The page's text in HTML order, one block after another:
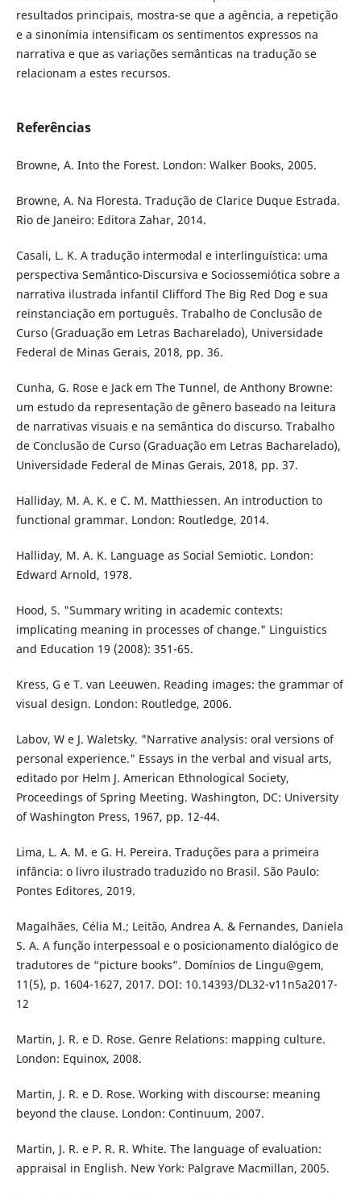
resultados principais, mostra-se que a agência, a repetição
e a sinonímia intensificam os sentimentos expressos na
narrativa e que as variações semânticas na tradução se
relacionam a estes recursos.
Referências
Browne, A. Into the Forest. London: Walker Books, 2005.
Browne, A. Na Floresta. Tradução de Clarice Duque Estrada.
Rio de Janeiro: Editora Zahar, 2014.
Casali, L. K. A tradução intermodal e interlinguística: uma
perspectiva Semântico-Discursiva e Sociossemiótica sobre a
narrativa ilustrada infantil Clifford The Big Red Dog e sua
reinstanciação em português. Trabalho de Conclusão de
Curso (Graduação em Letras Bacharelado), Universidade
Federal de Minas Gerais, 2018, pp. 36.
Cunha, G. Rose e Jack em The Tunnel, de Anthony Browne:
um estudo da representação de gênero baseado na leitura
de narrativas visuais e na semântica do discurso. Trabalho
de Conclusão de Curso (Graduação em Letras Bacharelado),
Universidade Federal de Minas Gerais, 2018, pp. 37.
Halliday, M. A. K. e C. M. Matthiessen. An introduction to
functional grammar. London: Routledge, 2014.
Halliday, M. A. K. Language as Social Semiotic. London:
Edward Arnold, 1978.
Hood, S. "Summary writing in academic contexts:
implicating meaning in processes of change." Linguistics
and Education 19 (2008): 351-65.
Kress, G e T. van Leeuwen. Reading images: the grammar of
visual design. London: Routledge, 2006.
Labov, W e J. Waletsky. "Narrative analysis: oral versions of
personal experience." Essays in the verbal and visual arts,
editado por Helm J. American Ethnological Society,
Proceedings of Spring Meeting. Washington, DC: University
of Washington Press, 1967, pp. 12-44.
Lima, L. A. M. e G. H. Pereira. Traduções para a primeira
infância: o livro ilustrado traduzido no Brasil. São Paulo:
Pontes Editores, 2019.
Magalhães, Célia M.; Leitão, Andrea A. & Fernandes, Daniela
S. A. A função interpessoal e o posicionamento dialógico de
tradutores de “picture books”. Domínios de Lingu@gem,
11(5), p. 1604-1627, 2017. DOI: 10.14393/DL32-v11n5a2017-
12
Martin, J. R. e D. Rose. Genre Relations: mapping culture.
London: Equinox, 2008.
Martin, J. R. e D. Rose. Working with discourse: meaning
beyond the clause. London: Continuum, 2007.
Martin, J. R. e P. R. R. White. The language of evaluation:
appraisal in English. New York: Palgrave Macmillan, 2005.